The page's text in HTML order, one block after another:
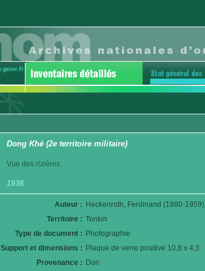
Dong Khé (2e territoire militaire)
Vue des rizières.
1938
Auteur : Heckenroth, Ferdinand (1880-1959)
Territoire : Tonkin
Type de document : Photographie
Support et dimensions : Plaque de verre positive 10,8 x 4,3
Provenance : Don